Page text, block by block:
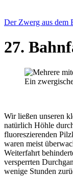
Der Zwerg aus dem
27.
Ein
Wir ließen unseren
natürlich Höhle
fluoreszierenden
waren meist
Weiterfahrt
versperrten
wenige Stunden